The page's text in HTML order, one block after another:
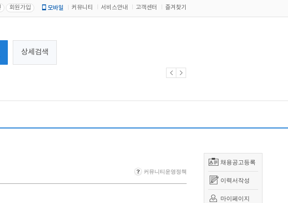
회원가입 모바일 커뮤니티 서비스안내 고객센터 즐겨찾기
상세검색
채용공고등록
이력서작성
마이페이지
커뮤니티운영정책